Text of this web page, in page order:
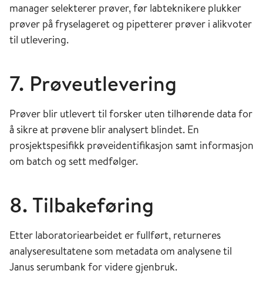
manager selekterer prøver, før labteknikere plukker
prøver på fryselageret og pipetterer prøver i alikvoter
til utlevering.
7. Prøveutlevering
Prøver blir utlevert til forsker uten tilhørende data for
å sikre at prøvene blir analysert blindet. En
prosjektspesifikk prøveidentifikasjon samt informasjon
om batch og sett medfølger.
8. Tilbakeføring
Etter laboratoriearbeidet er fullført, returneres
analyseresultatene som metadata om analysene til
Janus serumbank for videre gjenbruk.